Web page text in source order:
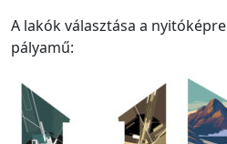
A lakók választása a
pályamű: